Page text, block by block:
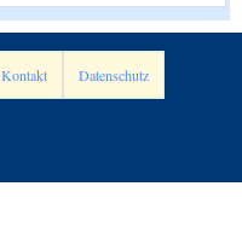
Kontakt Datenschutz